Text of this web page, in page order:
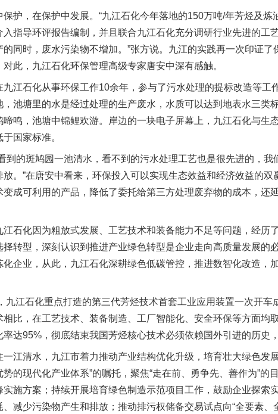
，在保护中发展。“九江石化今年落地的150万吨/年芳烃及炼
入指导环评报告编制，并且联合九江石化充分调研行业先进的工
同时，废水污染物不增加。”张方说。九江的实践再一次印证了
此，九江石化环保管理高级专家唐安中深有感触。
石化从事环保工作10余年，参与了污水处理的提标改造等工
，池塘里的水是经过处理的生产废水，水质可以达到地表水三类
啼鸣，池塘中锦鲤欢游。岸边的一块电子屏幕上，九江石化与生
国家标准。
的斑鸠园一池清水，看不到的污水处理工艺也是很先进的，我
放。”在唐安中看来，环保投入可以实现生态效益和经济效益的
变成可利用的产品，降低了委托给第三方处理废弃物的成本，还
化因为粗放式发展、工艺技术和装备能力不足等问题，经历
择转型，深刻认识到推进产业绿色转型是企业走向高质量发展的
化企业，从此，九江石化深耕绿色低碳管控，推进数智化改造，
石化重点打造的第三代芳烃技术首套工业应用装置一次开车
相比，在工艺技术、装备制造、工厂智能化、安全环保等方面均
率达95%，彻底结束我国芳烃核心技术必须依赖国外引进的历史
清水，九江市着力推动产业结构优化升级，培育壮大绿色发
的现代化产业体系”的嘱托，聚焦“走在前、勇争先、善作为”的
实施方案；持续开展培育绿色制造示范项目工作，鼓励企业探索
、减少污染物产生和排放；推动排污权储备交易试点向“全要素
机制助力责任有效落实 一纸欠条伤亲情 巡回调解促和解..